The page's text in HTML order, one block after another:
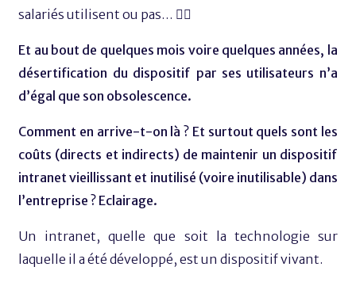
salariés utilisent ou pas… 🤷‍♂️
Et au bout de quelques mois voire quelques années, la
désertification du dispositif par ses utilisateurs n’a
d’égal que son obsolescence.
Comment en arrive-t-on là ? Et surtout quels sont les
coûts (directs et indirects) de maintenir un dispositif
intranet vieillissant et inutilisé (voire inutilisable) dans
l’entreprise ? Eclairage.
Un intranet, quelle que soit la technologie sur
laquelle il a été développé, est un dispositif vivant.